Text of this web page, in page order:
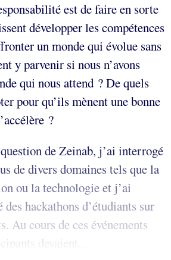
est de faire en sorte
développer les compétences
un monde qui évolue sans
y parvenir si nous n’avons
qui nous attend ? De quels
pour qu’ils mènent une bonne
?
de Zeinab, j’ai interrogé
de divers domaines tels que la
ou la technologie et j’ai
hackathons d’étudiants sur
Au cours de ces événements
devaient...